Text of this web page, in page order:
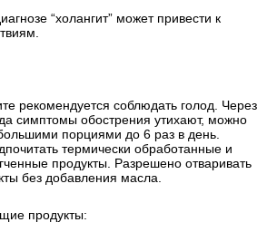
“холангит” может привести к
рекомендуется соблюдать голод. Через
симптомы обострения утихают, можно
порциями до 6 раз в день.
термически обработанные и
продукты. Разрешено отваривать
без добавления масла.
продукты: